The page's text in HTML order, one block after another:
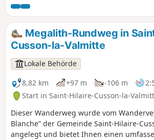
Entdeckung unseres lokalen Kulturerbes.
zwischen Flüssen, Wäldern, Weilern und
die Naturschätze unserer Region und
Artenvielfalt.
Megalith-Rundweg in
Cusson-la-Valmitte
Lokale Behörde
8,82 km
+97 m -106 m
Start in Saint-Hilaire-Cusson-la-
Dieser Wanderweg wurde vom
Blanche” der Gemeinde Saint-Hilaire-
angelegt und bietet Ihnen einen